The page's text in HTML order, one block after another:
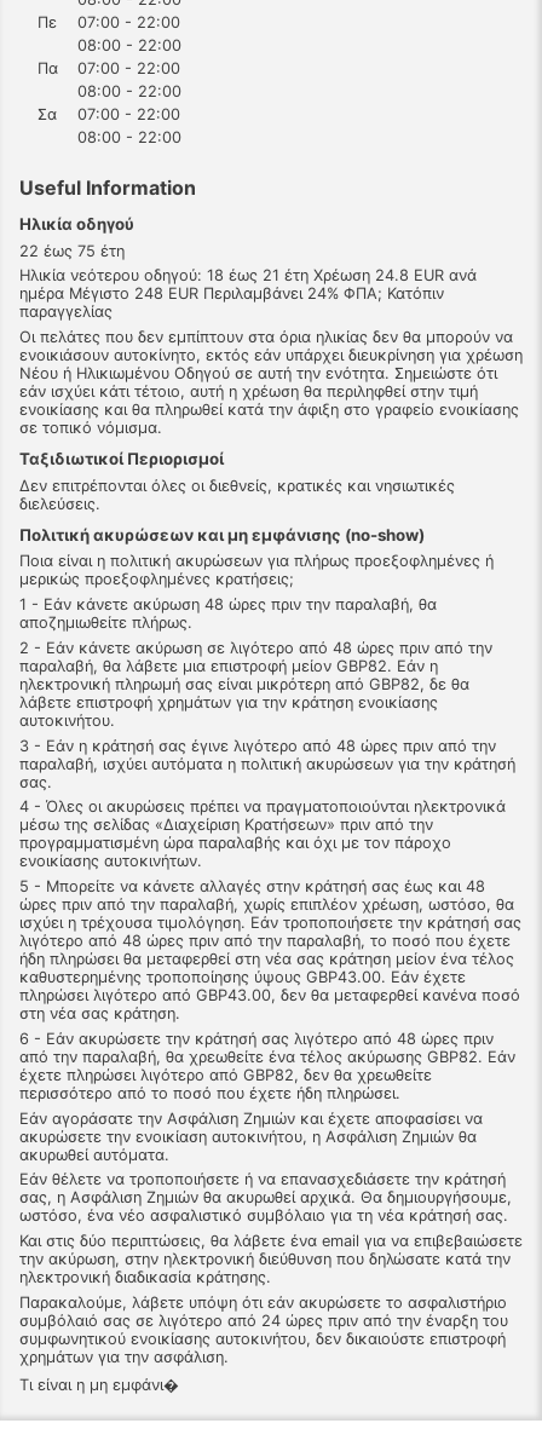
Πε
07:00 - 22:00
08:00 - 22:00
Πα
07:00 - 22:00
08:00 - 22:00
Σα
07:00 - 22:00
08:00 - 22:00
Useful Information
Ηλικία οδηγού
22 έως 75 έτη
Ηλικία νεότερου οδηγού: 18 έως 21 έτη Χρέωση 24.8 EUR ανά
ημέρα Μέγιστο 248 EUR Περιλαμβάνει 24% ΦΠΑ; Κατόπιν
παραγγελίας
Οι πελάτες που δεν εμπίπτουν στα όρια ηλικίας δεν θα μπορούν να
ενοικιάσουν αυτοκίνητο, εκτός εάν υπάρχει διευκρίνηση για χρέωση
Νέου ή Ηλικιωμένου Οδηγού σε αυτή την ενότητα. Σημειώστε ότι
εάν ισχύει κάτι τέτοιο, αυτή η χρέωση θα περιληφθεί στην τιμή
ενοικίασης και θα πληρωθεί κατά την άφιξη στο γραφείο ενοικίασης
σε τοπικό νόμισμα.
Ταξιδιωτικοί Περιορισμοί
Δεν επιτρέπονται όλες οι διεθνείς, κρατικές και νησιωτικές
διελεύσεις.
Πολιτική ακυρώσεων και μη εμφάνισης (no-show)
Ποια είναι η πολιτική ακυρώσεων για πλήρως προεξοφλημένες ή
μερικώς προεξοφλημένες κρατήσεις;
1 - Εάν κάνετε ακύρωση 48 ώρες πριν την παραλαβή, θα
αποζημιωθείτε πλήρως.
2 - Εάν κάνετε ακύρωση σε λιγότερο από 48 ώρες πριν από την
παραλαβή, θα λάβετε μια επιστροφή μείον GBP82. Εάν η
ηλεκτρονική πληρωμή σας είναι μικρότερη από GBP82, δε θα
λάβετε επιστροφή χρημάτων για την κράτηση ενοικίασης
αυτοκινήτου.
3 - Εάν η κράτησή σας έγινε λιγότερο από 48 ώρες πριν από την
παραλαβή, ισχύει αυτόματα η πολιτική ακυρώσεων για την κράτησή
σας.
4 - Όλες οι ακυρώσεις πρέπει να πραγματοποιούνται ηλεκτρονικά
μέσω της σελίδας «Διαχείριση Κρατήσεων» πριν από την
προγραμματισμένη ώρα παραλαβής και όχι με τον πάροχο
ενοικίασης αυτοκινήτων.
5 - Μπορείτε να κάνετε αλλαγές στην κράτησή σας έως και 48
ώρες πριν από την παραλαβή, χωρίς επιπλέον χρέωση, ωστόσο, θα
ισχύει η τρέχουσα τιμολόγηση. Εάν τροποποιήσετε την κράτησή σας
λιγότερο από 48 ώρες πριν από την παραλαβή, το ποσό που έχετε
ήδη πληρώσει θα μεταφερθεί στη νέα σας κράτηση μείον ένα τέλος
καθυστερημένης τροποποίησης ύψους GBP43.00. Εάν έχετε
πληρώσει λιγότερο από GBP43.00, δεν θα μεταφερθεί κανένα ποσό
στη νέα σας κράτηση.
6 - Εάν ακυρώσετε την κράτησή σας λιγότερο από 48 ώρες πριν
από την παραλαβή, θα χρεωθείτε ένα τέλος ακύρωσης GBP82. Εάν
έχετε πληρώσει λιγότερο από GBP82, δεν θα χρεωθείτε
περισσότερο από το ποσό που έχετε ήδη πληρώσει.
Εάν αγοράσατε την Ασφάλιση Ζημιών και έχετε αποφασίσει να
ακυρώσετε την ενοικίαση αυτοκινήτου, η Ασφάλιση Ζημιών θα
ακυρωθεί αυτόματα.
Εάν θέλετε να τροποποιήσετε ή να επανασχεδιάσετε την κράτησή
σας, η Ασφάλιση Ζημιών θα ακυρωθεί αρχικά. Θα δημιουργήσουμε,
ωστόσο, ένα νέο ασφαλιστικό συμβόλαιο για τη νέα κράτησή σας.
Και στις δύο περιπτώσεις, θα λάβετε ένα email για να επιβεβαιώσετε
την ακύρωση, στην ηλεκτρονική διεύθυνση που δηλώσατε κατά την
ηλεκτρονική διαδικασία κράτησης.
Παρακαλούμε, λάβετε υπόψη ότι εάν ακυρώσετε το ασφαλιστήριο
συμβόλαιό σας σε λιγότερο από 24 ώρες πριν από την έναρξη του
συμφωνητικού ενοικίασης αυτοκινήτου, δεν δικαιούστε επιστροφή
χρημάτων για την ασφάλιση.
Τι είναι η μη εμφάνι�